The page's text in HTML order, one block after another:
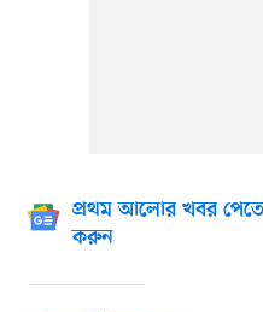
প্রথম আলোর খবর
করুন